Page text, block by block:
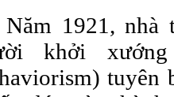
Năm 1921,
khởi
tuyên